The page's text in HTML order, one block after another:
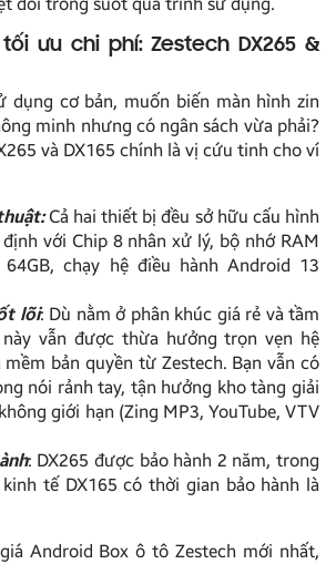
đối trong suốt quá trình sử dụng.
ưu chi phí: Zestech DX265 &
dụng cơ bản, muốn biến màn hình zin
minh nhưng có ngân sách vừa phải?
và DX165 chính là vị cứu tinh cho ví
Cả hai thiết bị đều sở hữu cấu hình
với Chip 8 nhân xử lý, bộ nhớ RAM
64GB, chạy hệ điều hành Android 13
lõi: Dù nằm ở phân khúc giá rẻ và tầm
vẫn được thừa hưởng trọn vẹn hệ
bản quyền từ Zestech. Bạn vẫn có
nói rảnh tay, tận hưởng kho tàng giải
giới hạn (Zing MP3, YouTube, VTV
: DX265 được bảo hành 2 năm, trong
tế DX165 có thời gian bảo hành là
Android Box ô tô Zestech mới nhất,